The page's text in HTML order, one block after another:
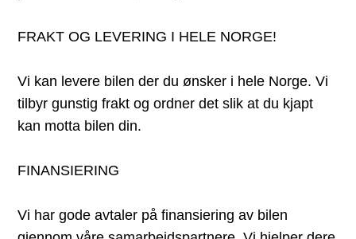
FRAKT OG LEVERING I HELE NORGE!
Vi kan levere bilen der du ønsker i hele Norge. Vi
tilbyr gunstig frakt og ordner det slik at du kjapt
kan motta bilen din.
FINANSIERING
Vi har gode avtaler på finansiering av bilen